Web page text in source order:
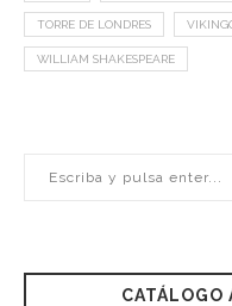
TORRE DE LONDRES
WILLIAM SHAKESPEARE